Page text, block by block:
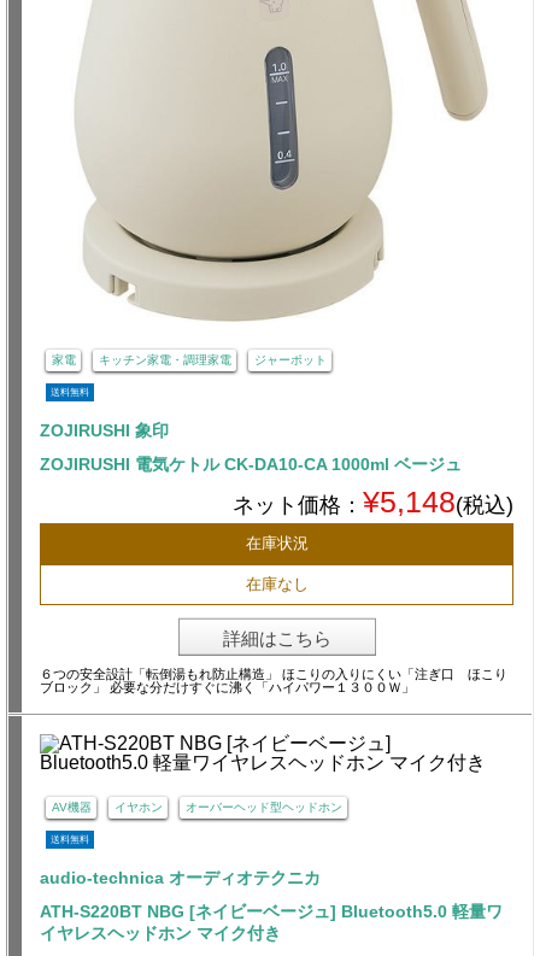
家電 キッチン家電・調理家電 ジャーポット
送料無料
ZOJIRUSHI 象印
ZOJIRUSHI 電気ケトル CK-DA10-CA 1000ml ベージュ
ネット価格： ¥5,148(税込)
在庫状況
在庫なし
詳細はこちら
６つの安全設計「転倒湯もれ防止構造」 ほこりの入りにくい「注ぎ口 ほこり
ブロック」 必要な分だけすぐに沸く「ハイパワー１３００Ｗ」
AV機器 イヤホン オーバーヘッド型ヘッドホン
送料無料
audio-technica オーディオテクニカ
ATH-S220BT NBG [ネイビーベージュ] Bluetooth5.0 軽量ワ
イヤレスヘッドホン マイク付き